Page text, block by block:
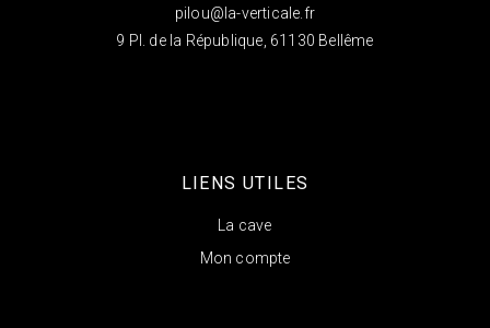
pilou@la-verticale.fr
9 Pl. de la République, 61130 Bellême
LIENS UTILES
La cave
Mon compte